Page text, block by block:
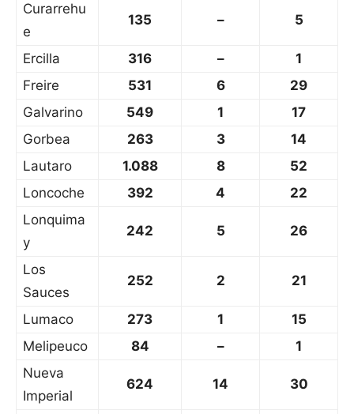
Curarrehu
e
135 – 5
Ercilla 316 –
1
Freire
531 6
29
Galvarino
549 1
17
Gorbea
263 3
14
Lautaro
1.088 8
52
Loncoche
392 4
22
Lonquima
y
242 5 26
Los
Sauces
252 2 21
Lumaco 273 1
15
Melipeuco
84 –
1
Nueva
Imperial
624 14 30